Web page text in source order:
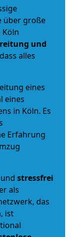
über große
und
alles
eines
eines
in Köln. Es
Erfahrung
und stressfrei
als
das
ist